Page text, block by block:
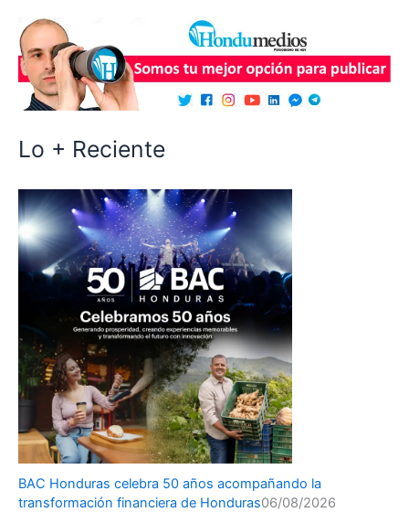
Lo + Reciente
BAC Honduras celebra 50 años acompañando la
transformación financiera de Honduras06/08/2026